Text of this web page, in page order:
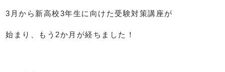
3月から新高校3年生に向けた受験対策講座が
始まり、もう2か月が経ちました！